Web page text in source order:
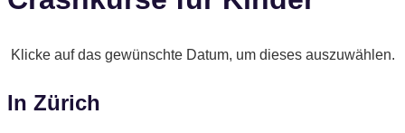
Klicke auf das gewünschte Datum, um dieses auszuwählen.
In Zürich